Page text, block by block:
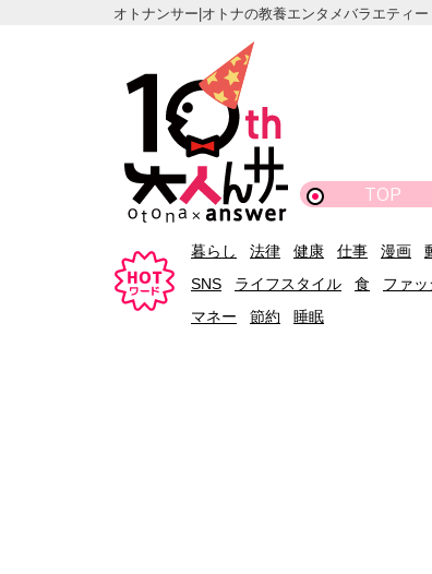
オトナンサー|オトナの教養エンタメバラエティー
TOP
暮らし 法律 健康 仕事 漫画
SNS
ライフスタイル 食 ファ
マネー
節約 睡眠